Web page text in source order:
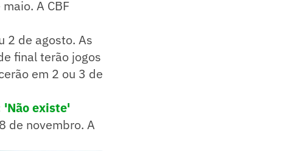
A CBF
2 de agosto. As
final terão jogos
em 2 ou 3 de
existe'
de novembro. A